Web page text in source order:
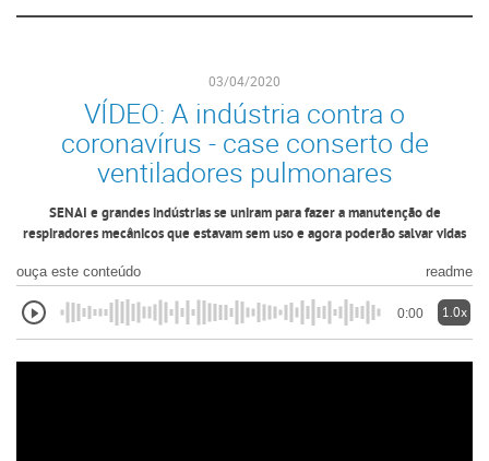
03/04/2020
VÍDEO: A indústria contra o
coronavírus - case conserto de
ventiladores pulmonares
SENAI e grandes indústrias se uniram para fazer a manutenção de
respiradores mecânicos que estavam sem uso e agora poderão salvar vidas
ouça este conteúdo readme
0:00 1.0x